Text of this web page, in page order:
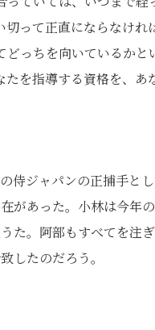
って正直にならなけ
どっちを向いているか
を指導する資格を、
侍ジャパンの正捕手と
があった。小林は今年
た。阿部もすべてを注
したのだろう。